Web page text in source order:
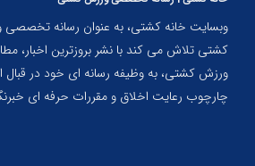
وبسایت خانه کشتی، به عنوان رسانه
کشتی تلاش می کند با نشر بروزترین اخبار،
ورزش کشتی، به وظیفه رسانه ای خود در قبال
چارچوب رعایت اخلاق و مقررات حرفه ای